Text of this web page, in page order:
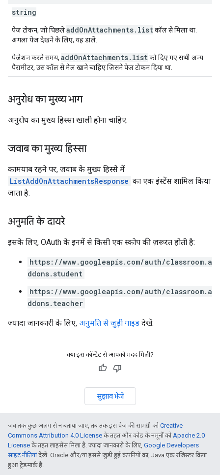
string
पेज टोकन, जो पिछलेaddOnAttachments.listकॉल से मिला था.
अगला पेज देखने के लिए, यह डालें.
पेजेशन करते समय, addOnAttachments.listको दिए गए सभी अन्य
पैरामीटर, उस कॉल से मेल खाने चाहिए जिसने पेज टोकन दिया था.
अनुरोध का मुख्य भाग
अनुरोध का मुख्य हिस्सा खाली होना चाहिए.
जवाब का मुख्य हिस्सा
कामयाब रहने पर, जवाब के मुख्य हिस्से में
ListAddOnAttachmentsResponse का एक इंस्टेंस शामिल किया
जाता है.
अनुमति के दायरे
इसके लिए, OAuth के इनमें से किसी एक स्कोप की ज़रूरत होती है:
https://www.googleapis.com/auth/classroom.a
ddons.student
https://www.googleapis.com/auth/classroom.a
ddons.teacher
ज़्यादा जानकारी के लिए, अनुमति से जुड़ी गाइड देखें.
क्या इस कॉन्टेंट से आपको मदद मिली?
सुझाव भेजें
जब तक कुछ अलग से न बताया जाए, तब तक इस पेज की सामग्री कोCreative
Commons Attribution 4.0 License के तहत और कोड के नमूनों कोApache 2.0
License के तहत लाइसेंस मिला है. ज़्यादा जानकारी के लिए, Google Developers
साइट नीतियांदेखें. Oracle और/या इससे जुड़ी हुई कंपनियों का, Java एक रजिस्टर किया
हुआ ट्रेडमार्क है.